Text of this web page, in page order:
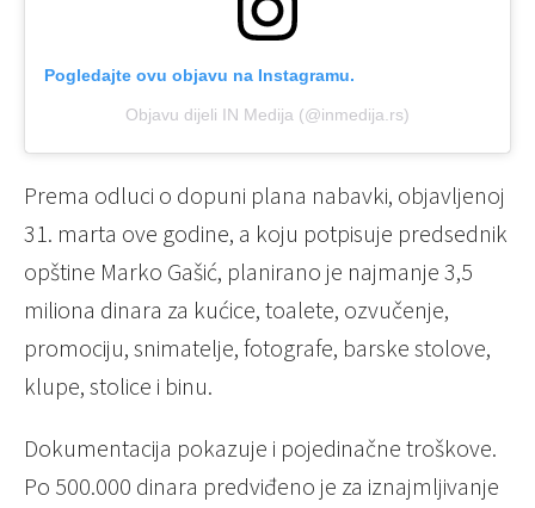
Pogledajte ovu objavu na Instagramu.
Objavu dijeli IN Medija (@inmedija.rs)
Prema odluci o dopuni plana nabavki, objavljenoj
31. marta ove godine, a koju potpisuje predsednik
opštine Marko Gašić, planirano je najmanje 3,5
miliona dinara za kućice, toalete, ozvučenje,
promociju, snimatelje, fotografe, barske stolove,
klupe, stolice i binu.
Dokumentacija pokazuje i pojedinačne troškove.
Po 500.000 dinara predviđeno je za iznajmljivanje